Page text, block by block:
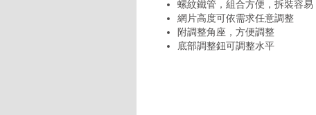
螺紋鐵管，組合方便，拆裝容易
網片高度可依需求任意調整
附調整角座，方便調整
底部調整鈕可調整水平